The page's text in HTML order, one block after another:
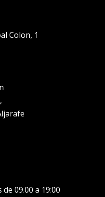
Colon, 1
09.00 a 19:00